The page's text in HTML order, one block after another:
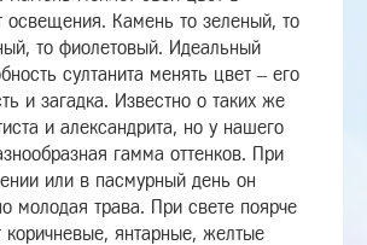
освещения. Камень то зеленый, то
то фиолетовый. Идеальный
султанита менять цвет – его
и загадка. Известно о таких же
и александрита, но у нашего
гамма оттенков. При
или в пасмурный день он
молодая трава. При свете поярче
коричневые, янтарные, желтые